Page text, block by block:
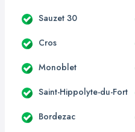
Sauzet 30
Cros
Monoblet
Saint-Hippolyte-du-Fort
Bordezac